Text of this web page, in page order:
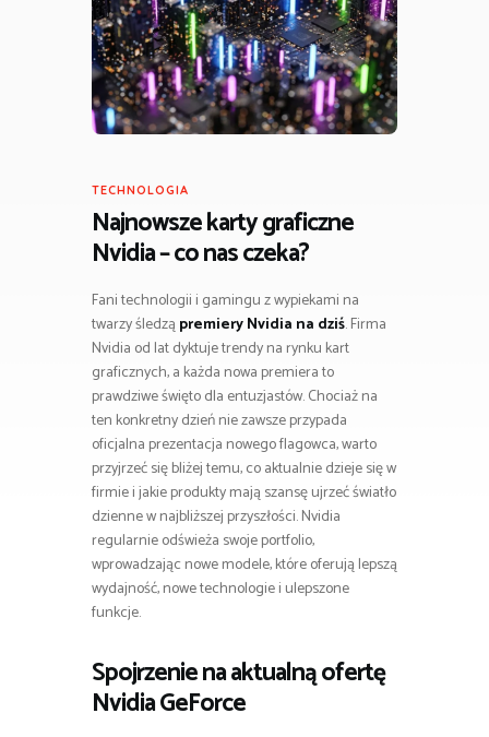
TECHNOLOGIA
Najnowsze karty graficzne
Nvidia – co nas czeka?
Fani technologii i gamingu z wypiekami na
twarzy śledząpremiery Nvidia na dziś. Firma
Nvidia od lat dyktuje trendy na rynku kart
graficznych, a każda nowa premiera to
prawdziwe święto dla entuzjastów. Chociaż na
ten konkretny dzień nie zawsze przypada
oficjalna prezentacja nowego flagowca, warto
przyjrzeć się bliżej temu, co aktualnie dzieje się w
firmie i jakie produkty mają szansę ujrzeć światło
dzienne w najbliższej przyszłości. Nvidia
regularnie odświeża swoje portfolio,
wprowadzając nowe modele, które oferują lepszą
wydajność, nowe technologie i ulepszone
funkcje.
Spojrzenie na aktualną ofertę
Nvidia GeForce